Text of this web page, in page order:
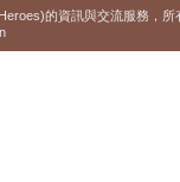
的資訊與交流服務，